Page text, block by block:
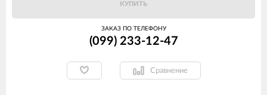
КУПИТЬ
ЗАКАЗ ПО ТЕЛЕФОНУ
(099) 233-12-47
Сравнение